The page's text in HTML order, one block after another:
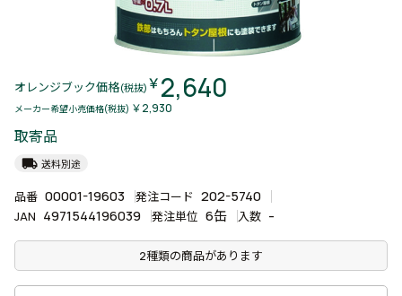
オレンジブック価格(税抜) ￥2,640
メーカー希望小売価格(税抜) ￥2,930
取寄品
local_shipping 送料別途
品番 00001-19603 発注コード 202-5740
JAN 4971544196039 発注単位 6缶 入数 -
2種類の商品があります